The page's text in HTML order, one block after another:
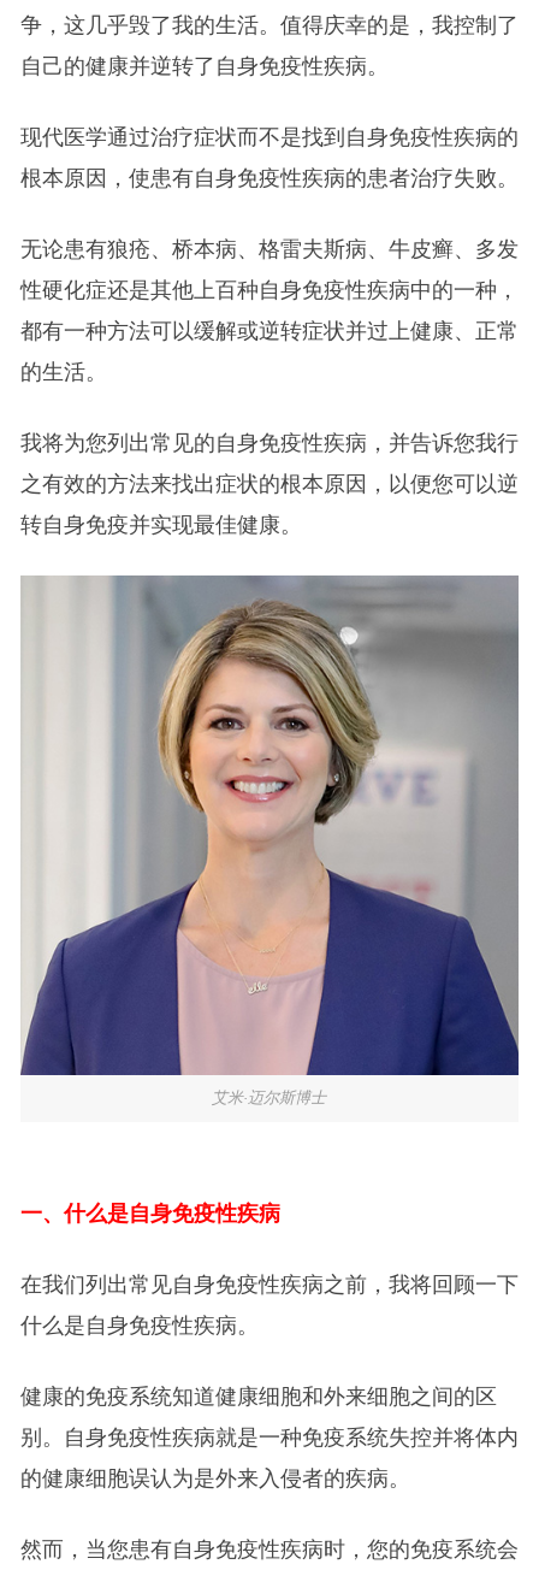
争，这几乎毁了我的生活。值得庆幸的是，我控制了
自己的健康并逆转了自身免疫性疾病。
现代医学通过治疗症状而不是找到自身免疫性疾病的
根本原因，使患有自身免疫性疾病的患者治疗失败。
无论患有狼疮、桥本病、格雷夫斯病、牛皮癣、多发
性硬化症还是其他上百种自身免疫性疾病中的一种，
都有一种方法可以缓解或逆转症状并过上健康、正常
的生活。
我将为您列出常见的自身免疫性疾病，并告诉您我行
之有效的方法来找出症状的根本原因，以便您可以逆
转自身免疫并实现最佳健康。
艾米·迈尔斯博士
一、什么是自身免疫性疾病
在我们列出常见自身免疫性疾病之前，我将回顾一下
什么是自身免疫性疾病。
健康的免疫系统知道健康细胞和外来细胞之间的区
别。自身免疫性疾病就是一种免疫系统失控并将体内
的健康细胞误认为是外来入侵者的疾病。
然而，当您患有自身免疫性疾病时，您的免疫系统会